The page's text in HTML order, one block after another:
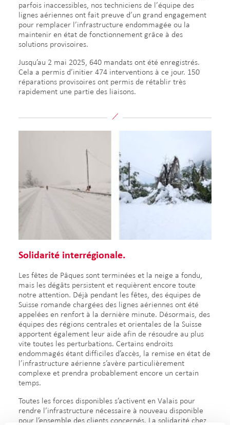
parfois inaccessibles, nos techniciens de l’équipe des
lignes aériennes ont fait preuve d’un grand engagement
pour remplacer l’infrastructure endommagée ou la
maintenir en état de fonctionnement grâce à des
solutions provisoires.
Jusqu’au 2 mai 2025, 640 mandats ont été enregistrés.
Cela a permis d’initier 474 interventions à ce jour. 150
réparations provisoires ont permis de rétablir très
rapidement une partie des liaisons.
Solidarité interrégionale.
Les fêtes de Pâques sont terminées et la neige a fondu,
mais les dégâts persistent et requièrent encore toute
notre attention. Déjà pendant les fêtes, des équipes de
Suisse romande chargées des lignes aériennes ont été
appelées en renfort à la dernière minute. Désormais, des
équipes des régions centrales et orientales de la Suisse
apportent également leur aide afin de résoudre au plus
vite toutes les perturbations. Certains endroits
endommagés étant difficiles d’accès, la remise en état de
l’infrastructure aérienne s’avère particulièrement
complexe et prendra probablement encore un certain
temps.
Toutes les forces disponibles s’activent en Valais pour
rendre l’infrastructure nécessaire à nouveau disponible
pour l’ensemble des clients concernés. La solidarité chez